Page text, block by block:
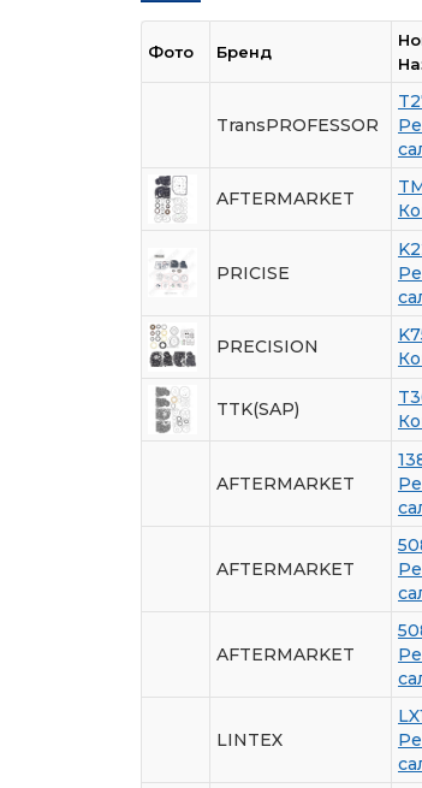
Фото Бренд
TransPROFESSOR
AFTERMARKET
PRICISE
PRECISION
TTK(SAP)
AFTERMARKET
AFTERMARKET
AFTERMARKET
LINTEX